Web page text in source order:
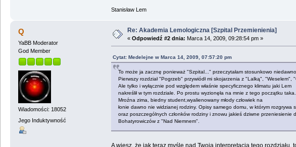
Stanisław Lem
Q
YaBB Moderator
God Member
Wiadomości: 18052
Jego Induktywność
Re: Akademia Lemologiczna [Szpital Przemienienia]
« Odpowiedź #2 dnia: Marca 14, 2009, 09:28:54 pm »
Cytat: Medelejne w Marca 14, 2009, 07:57:20 pm
To może ja zacznę ponieważ "Szpital..." przeczytałam stosunkowo niedawno.
Pierwszy rozdział "Pogrzeb" przywiódł mi skojarzenia z "Lalką", "Weselem",
Ale tylko i wyłącznie pod względem właśnie specyficznego klimatu jaki Lem
nakreślił w tym rozdziale. Po prostu wyzionęła na mnie z tego początku
Mroźna zima, biedny student,wyalienowany młody człowiek na
łonie dawno nie widzianej rodziny. Opisy samego domu, w którym rozgrywa
oraz poszczególnych członków rodziny i znowu jakieś dziwne przeniesienie
Bohatyrowiczów z "Nad Niemnem".
A wiesz, że jak teraz myśle nad Twoją interpretacja tego